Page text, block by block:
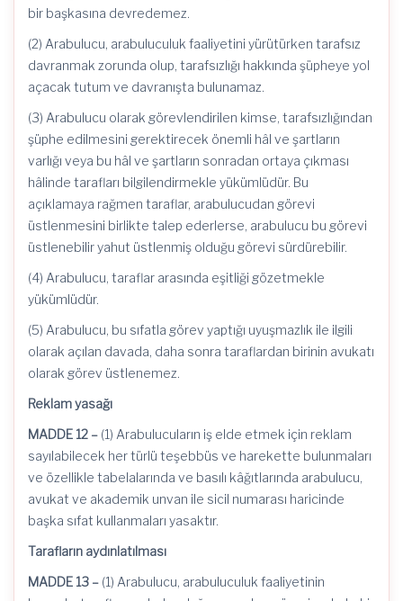
bir başkasına devredemez.
(2) Arabulucu, arabuluculuk faaliyetini yürütürken tarafsız
davranmak zorunda olup, tarafsızlığı hakkında şüpheye yol
açacak tutum ve davranışta bulunamaz.
(3) Arabulucu olarak görevlendirilen kimse, tarafsızlığından
şüphe edilmesini gerektirecek önemli hâl ve şartların
varlığı veya bu hâl ve şartların sonradan ortaya çıkması
hâlinde tarafları bilgilendirmekle yükümlüdür. Bu
açıklamaya rağmen taraflar, arabulucudan görevi
üstlenmesini birlikte talep ederlerse, arabulucu bu görevi
üstlenebilir yahut üstlenmiş olduğu görevi sürdürebilir.
(4) Arabulucu, taraflar arasında eşitliği gözetmekle
yükümlüdür.
(5) Arabulucu, bu sıfatla görev yaptığı uyuşmazlık ile ilgili
olarak açılan davada, daha sonra taraflardan birinin avukatı
olarak görev üstlenemez.
Reklam yasağı
MADDE 12 – (1) Arabulucuların iş elde etmek için reklam
sayılabilecek her türlü teşebbüs ve harekette bulunmaları
ve özellikle tabelalarında ve basılı kâğıtlarında arabulucu,
avukat ve akademik unvan ile sicil numarası haricinde
başka sıfat kullanmaları yasaktır.
Tarafların aydınlatılması
MADDE 13 – (1) Arabulucu, arabuluculuk faaliyetinin